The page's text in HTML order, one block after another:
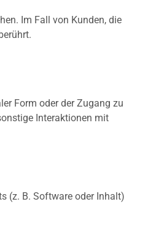
Im Fall von Kunden, die
Form oder der Zugang zu
Interaktionen mit
(z. B. Software oder Inhalt)